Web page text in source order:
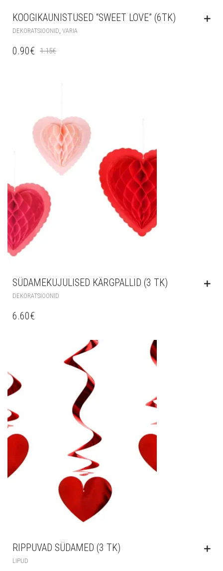
KOOGIKAUNISTUSED “SWEET LOVE” (6TK)
DEKORATSIOONID, VARIA
1.15€
0.90€
SÜDAMEKUJULISED KÄRGPALLID (3 TK)
DEKORATSIOONID
6.60€
RIPPUVAD SÜDAMED (3 TK)
LIPUD